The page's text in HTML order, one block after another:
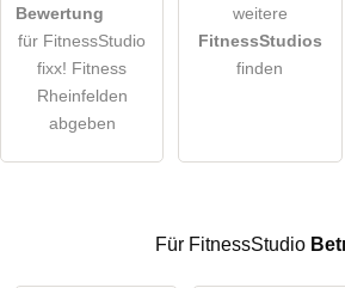
DieDatenschutzerklärunghabe ich zur
öffentliche Frage stellen
FitnessStudio-Eintrag zu stellen.
Bewertung
für FitnessStudio
fixx! Fitness
Rheinfelden
abgeben
weitere
FitnessStudios
finden
Für FitnessStudio